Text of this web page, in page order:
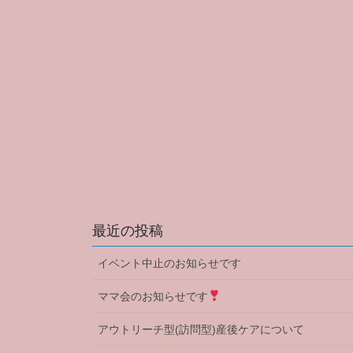
最近の投稿
イベント中止のお知らせです
ママ会のお知らせです
アウトリーチ型(訪問型)産後ケアについて